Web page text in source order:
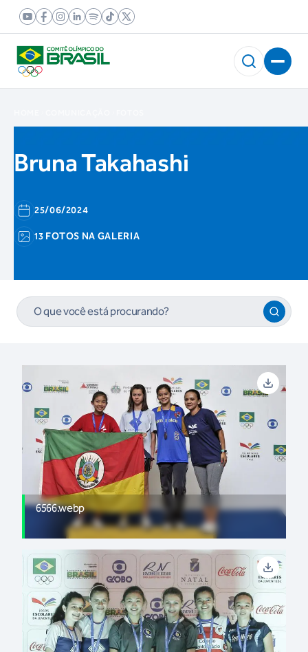
Bruna Takahashi
25/06/2024
13 FOTOS NA GALERIA
6566.webp